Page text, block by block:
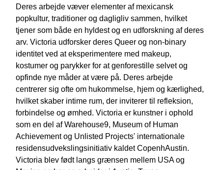
Deres arbejde væver elementer af mexicansk
popkultur, traditioner og dagligliv sammen, hvilket
tjener som både en hyldest og en udforskning af deres
arv. Victoria udforsker deres Queer og non-binary
identitet ved at eksperimentere med makeup,
kostumer og parykker for at genforestille selvet og
opfinde nye måder at være på. Deres arbejde
centrerer sig ofte om hukommelse, hjem og kærlighed,
hvilket skaber intime rum, der inviterer til refleksion,
forbindelse og ømhed. Victoria er kunstner i ophold
som en del af Warehouse9, Museum of Human
Achievement og Unlisted Projects' internationale
residensudvekslingsinitiativ kaldet CopenhAustin.
Victoria blev født langs grænsen mellem USA og